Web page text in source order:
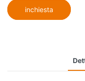
inchiesta